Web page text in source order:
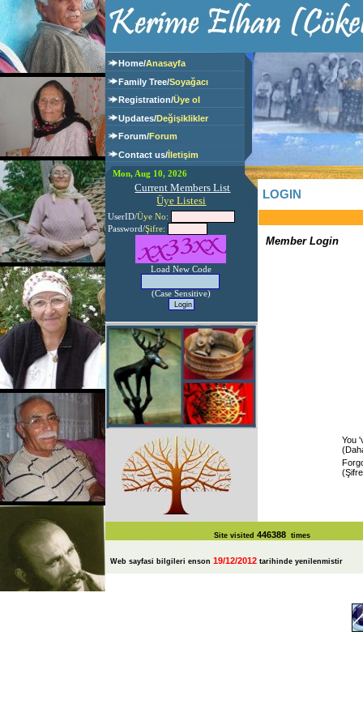
Home/Anasayfa
Family Tree/Soyağacı
Registration/Üye ol
Updates/Değişiklikler
Forum/Forum
Contact us/İletişim
Mon, Aug 10, 2026
Current Members List
Üye Listesi
UserID/Üye No:
Password/Şifre:
Load New Code
(Case Sensitive)
LOGIN
Member Login
You
Site visited 446388 times
Web sayfasi bilgileri enson 19/12/2012 tarihinde yenilenmistir